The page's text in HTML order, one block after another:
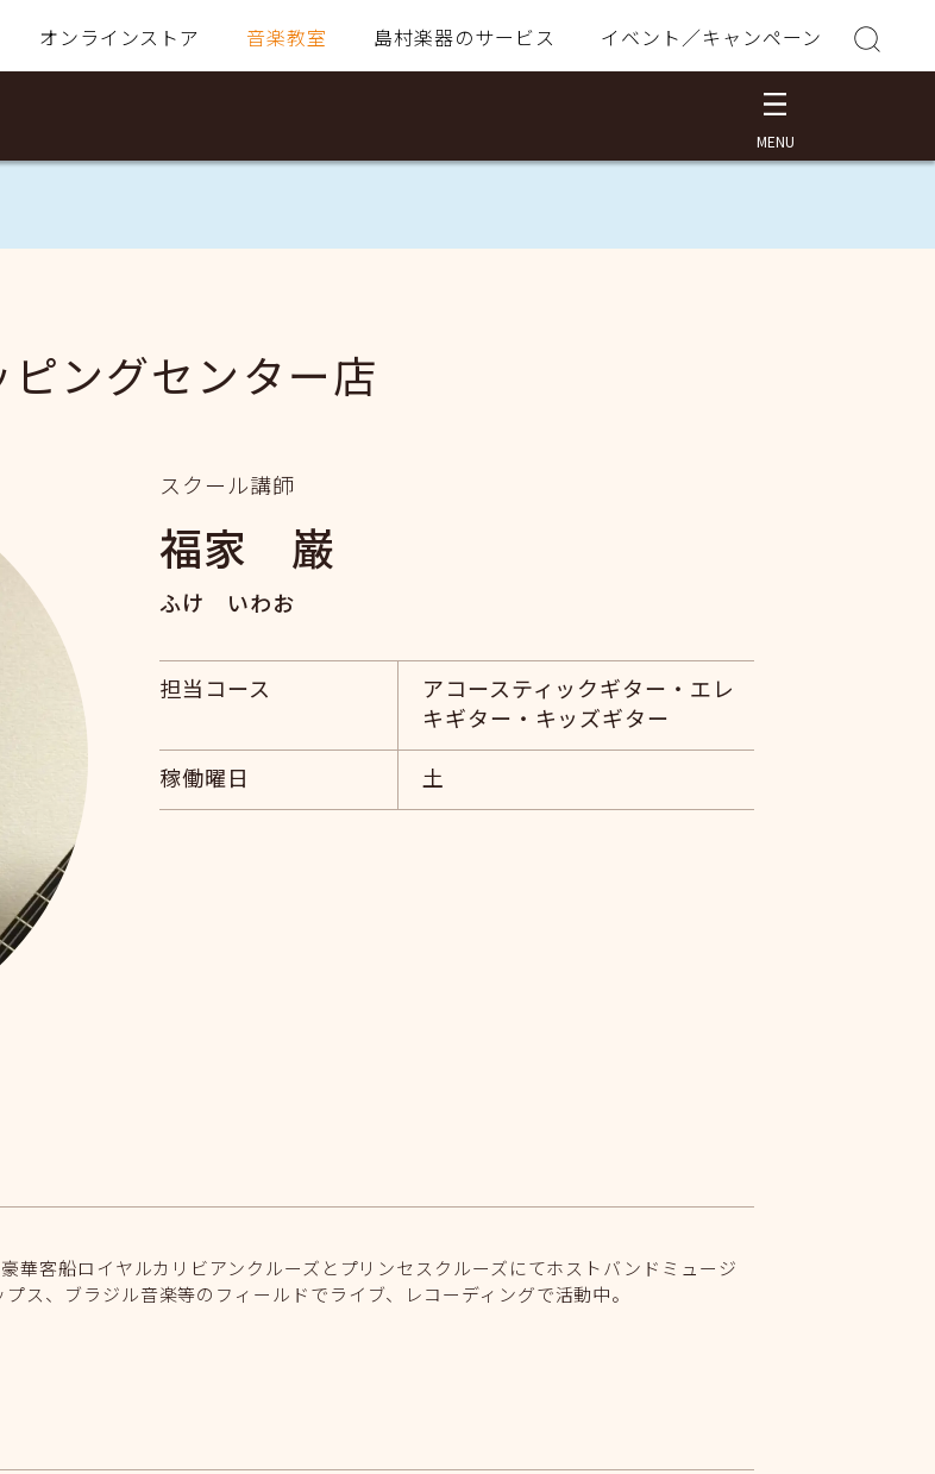
オンラインストア 音楽教室 島村楽器のサービス イベント／キャンペーン
ングセンター店
スクール講師
福家 巌
ふけ いわお
担当コース
アコースティックギター・エレ
キギター・キッズギター
稼働曜日
土
客船ロイヤルカリビアンクルーズとプリンセスクルーズにてホストバンドミュージ
ス、ブラジル音楽等のフィールドでライブ、レコーディングで活動中。